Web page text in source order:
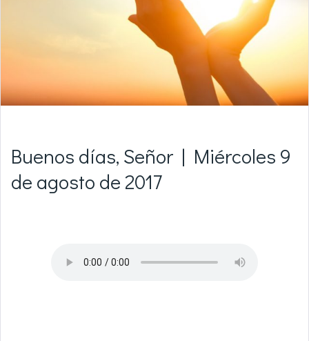
Buenos días, Señor | Miércoles 9
de agosto de 2017